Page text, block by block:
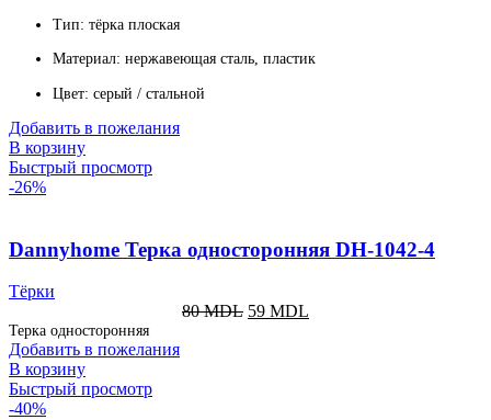
Тип: тёрка плоская
Материал: нержавеющая сталь, пластик
Цвет: серый / стальной
Добавить в пожелания
В корзину
Быстрый просмотр
-26%
Dannyhome Терка односторонняя DH-1042-4
Тёрки
80MDL 59 MDL
Терка односторонняя
Добавить в пожелания
В корзину
Быстрый просмотр
-40%